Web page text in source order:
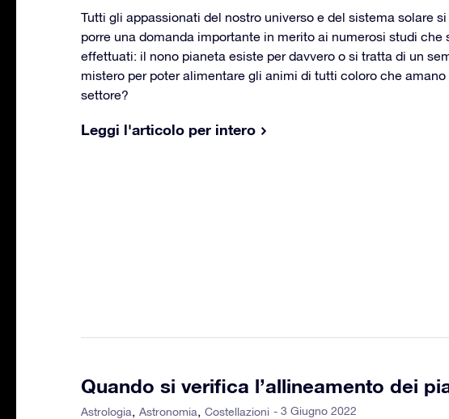
Tutti gli appassionati del nostro universo e del sistema solare
porre una domanda importante in merito ai numerosi studi che
effettuati: il nono pianeta esiste per davvero o si tratta di un
mistero per poter alimentare gli animi di tutti coloro che amano
settore?
Leggi l'articolo per intero
Quando si verifica l’allineamento dei
Astrologia Astronomia Costellazioni - 3 Giugno 2022